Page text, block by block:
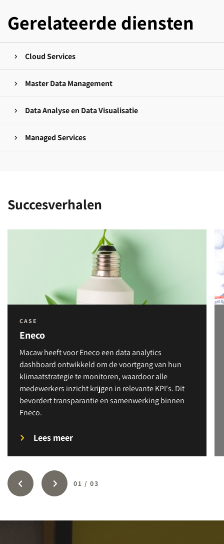
Gerelateerde diensten
Cloud Services
Master Data Management
Data Analyse en Data Visualisatie
Managed Services
Succesverhalen
01 / 03
CASE
Eneco
Macaw heeft voor Eneco een data analytics
dashboard ontwikkeld om de voortgang van hun
klimaatstrategie te monitoren, waardoor alle
medewerkers inzicht krijgen in relevante KPI's. Dit
bevordert transparantie en samenwerking binnen
Eneco.
Lees meer